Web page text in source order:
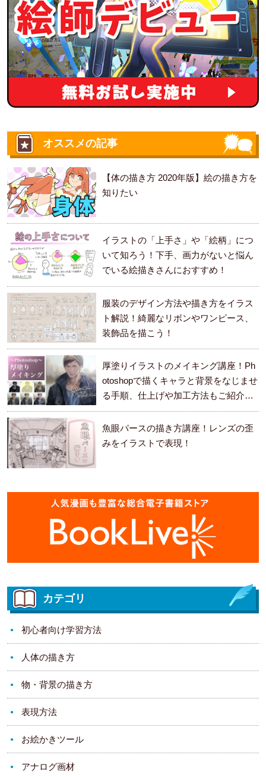
オススメの記事
【体の描き方 2020年版】絵の描き方を
知りたい
イラストの「上手さ」や「絵柄」につ
いて知ろう！下手、画力がないと悩ん
でいる絵描きさんにおすすめ！
服装のデザイン方法や描き方をイラス
ト解説！綺麗なリボンやワンピース、
装飾品を描こう！
厚塗りイラストのメイキング講座！Ph
otoshopで描くキャラと背景をなじませ
る手順、仕上げや加工方法もご紹介し
ます。
魚眼パースの描き方講座！レンズの歪
みをイラストで表現！
カテゴリ
初心者向け学習方法
人体の描き方
物・背景の描き方
表現方法
お絵かきツール
アナログ画材